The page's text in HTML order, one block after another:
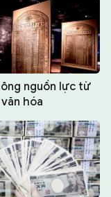
nguồn lực từ
hóa